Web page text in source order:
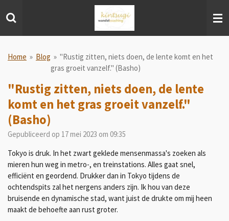
direct
hoofdinhoud
Home » Blog » "Rustig zitten, niets doen, de lente komt en het
gras groeit vanzelf." (Basho)
"Rustig zitten, niets doen, de lente
komt en het gras groeit vanzelf."
(Basho)
Gepubliceerd op 17 mei 2023 om 09:35
Tokyo is druk. In het zwart geklede mensenmassa's zoeken als
mieren hun weg in metro-, en treinstations. Alles gaat snel,
efficiënt en geordend. Drukker dan in Tokyo tijdens de
ochtendspits zal het nergens anders zijn. Ik hou van deze
bruisende en dynamische stad, want juist de drukte om mij heen
maakt de behoefte aan rust groter.